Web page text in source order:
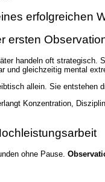
erfolgreichen
ersten
handeln oft strategisch.
und gleichzeitig mental
allein. Sie entstehen
Konzentration,
ohne Pause.